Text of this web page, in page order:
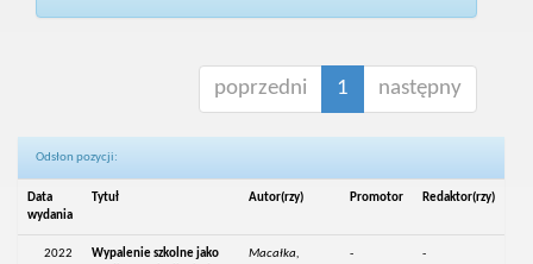
poprzedni 1 następny
Odsłon pozycji:
Data
wydania
Tytuł Autor(rzy) Promotor Redaktor(rzy)
2022
Wypalenie szkolne jako
Macałka,
- -